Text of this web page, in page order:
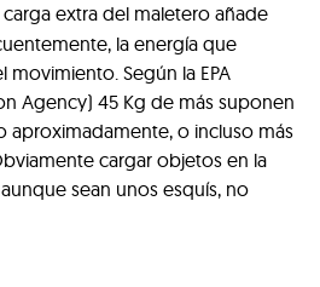
carga extra del maletero añade
la energía que
movimiento. Según la EPA
Agency) 45 Kg de más suponen
aproximadamente, o incluso más
cargar objetos en la
sean unos esquís, no